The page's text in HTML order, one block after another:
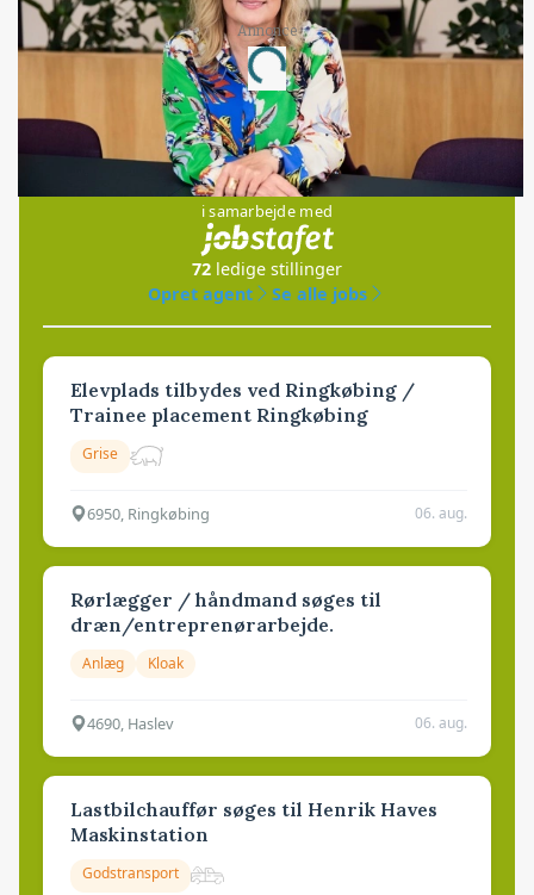
Annonce
Loading...
Jobs
i samarbejde med
72 ledige stillinger
Opret agent
Se alle jobs
Elevplads tilbydes ved Ringkøbing /
Trainee placement Ringkøbing
Grise
6950, Ringkøbing 06. aug.
Rørlægger / håndmand søges til
dræn/entreprenørarbejde.
Anlæg Kloak
4690, Haslev 06. aug.
Lastbilchauffør søges til Henrik Haves
Maskinstation
Godstransport